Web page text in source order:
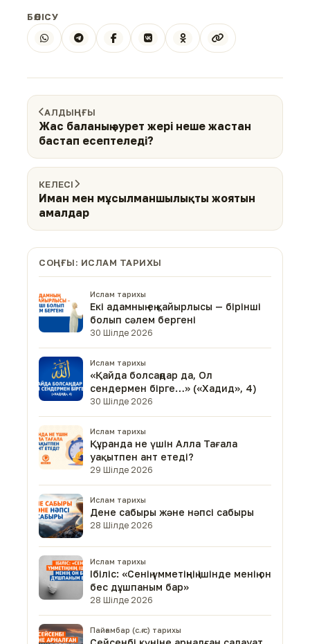
БӨЛІСУ
АЛДЫҢҒЫ
Жас баланың әурет жері неше жастан
бастап есептеледі?
КЕЛЕСІ
Иман мен мұсылманшылықты жоятын
амалдар
СОҢҒЫ: ИСЛАМ ТАРИХЫ
Ислам тарихы
Екі адамның ең қайырлысы — бірінші
болып сәлем бергені
30 Шілде 2026
Ислам тарихы
«Қайда болсаңдар да, Ол
сендермен бірге…» («Хадид», 4)
30 Шілде 2026
Ислам тарихы
Құранда не үшін Алла Тағала
уақытпен ант етеді?
29 Шілде 2026
Ислам тарихы
Дене сабыры және нәпсі сабыры
28 Шілде 2026
Ислам тарихы
Ібіліс: «Сенің үмметіңнің ішінде менің он
бес дұшпаным бар»
28 Шілде 2026
Пайғамбар (с.ғ.с) тарихы